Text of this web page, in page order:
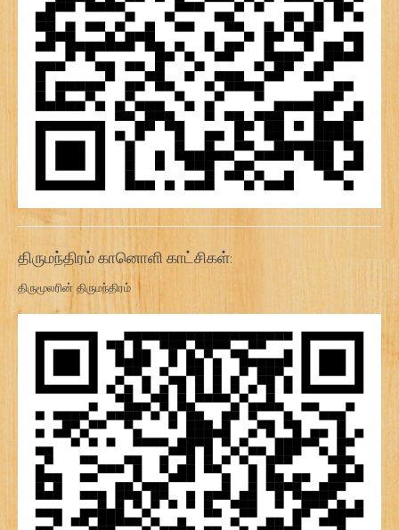
திருமந்திரம் கானொளி காட்சிகள்:
திருமூலரின் திருமந்திரம்